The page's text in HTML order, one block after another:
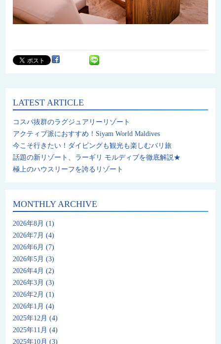
LATEST ARTICLE
コスパ抜群のラグジュアリーリゾート
アクティブ派におすすめ！Siyam World Maldives
今こそ行きたい！ダイビングも観光も楽しむバリ旅
話題の新リゾート、ラーギリ モルディブを徹底解説★
極上のハウスリーフを誇るリゾート
MONTHLY ARCHIVE
2026年8月 (1)
2026年7月 (4)
2026年6月 (7)
2026年5月 (3)
2026年4月 (2)
2026年3月 (3)
2026年2月 (1)
2026年1月 (4)
2025年12月 (4)
2025年11月 (4)
2025年10月 (3)